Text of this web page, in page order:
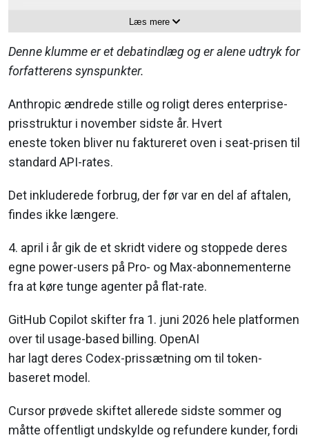
Han fokuserer på mellemregningen mellem teknologisk
erhvervsliv.
Læs mere
Denne klumme er et debatindlæg og er alene udtryk for
forfatterens synspunkter.
Anthropic ændrede stille og roligt deres enterprise-
prisstruktur i november sidste år. Hvert
eneste token bliver nu faktureret oven i seat-prisen til
standard API-rates.
Det inkluderede forbrug, der før var en del af aftalen,
findes ikke længere.
4. april i år gik de et skridt videre og stoppede deres
egne power-users på Pro- og Max-abonnementerne
fra at køre tunge agenter på flat-rate.
GitHub Copilot skifter fra 1. juni 2026 hele platformen
over til usage-based billing. OpenAI
har lagt deres Codex-prissætning om til token-
baseret model.
Cursor prøvede skiftet allerede sidste sommer og
måtte offentligt undskylde og refundere kunder, fordi